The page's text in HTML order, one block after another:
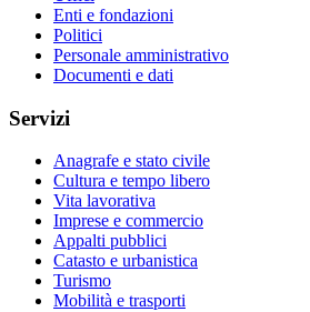
Enti e fondazioni
Politici
Personale amministrativo
Documenti e dati
Servizi
Anagrafe e stato civile
Cultura e tempo libero
Vita lavorativa
Imprese e commercio
Appalti pubblici
Catasto e urbanistica
Turismo
Mobilità e trasporti